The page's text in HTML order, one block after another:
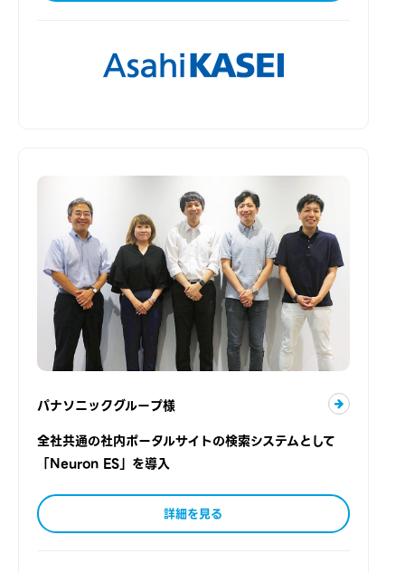
パナソニックグループ様
全社共通の社内ポータルサイトの検索システムとして
「Neuron ES」を導入
詳細を見る